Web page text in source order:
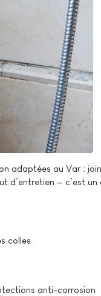
adaptées au Var :
d’entretien — c’est
colles
anti-corrosion